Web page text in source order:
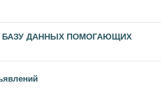
ДАННЫХ ПОМОГАЮЩИХ